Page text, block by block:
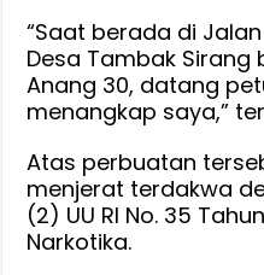
“Saat berada di
Desa Tambak
Anang 30, datang
menangkap saya,”
Atas perbuatan
menjerat terdakwa
(2) UU RI No. 35
Narkotika.